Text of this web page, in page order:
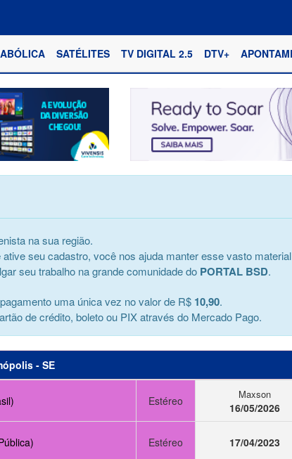
SATÉLITES TV DIGITAL 2.5 DTV+
na sua região.
ative seu cadastro, você nos ajuda manter esse vasto material
seu trabalho na grande comunidade do PORTAL BSD.
uma única vez no valor de R$ 10,90.
de crédito, boleto ou PIX através do Mercado Pago.
- SE
Estéreo Maxson
16/05/2026
Estéreo 17/04/2023